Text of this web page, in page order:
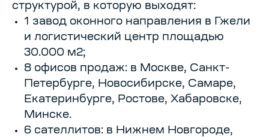
структурой, в которую выходят:
1 завод оконного направления в Гжели
и логистический центр площадью
30.000 м2;
8 офисов продаж: в Москве, Санкт-
Петербурге, Новосибирске, Самаре,
Екатеринбурге, Ростове, Хабаровске,
Минске.
6 сателлитов: в Нижнем Новгороде,